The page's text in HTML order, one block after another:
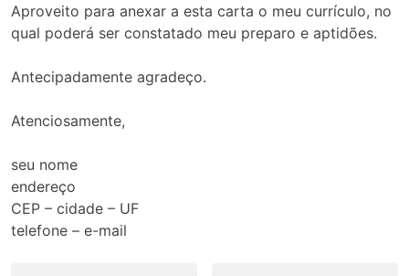
Aproveito para anexar a esta carta o meu currículo, no
qual poderá ser constatado meu preparo e aptidões.
Antecipadamente agradeço.
Atenciosamente,
seu nome
endereço
CEP – cidade – UF
telefone – e-mail